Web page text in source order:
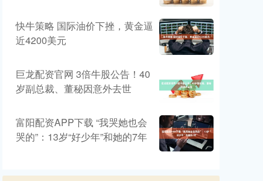
快牛策略 国际油价下挫，黄金逼
近4200美元
巨龙配资官网 3倍牛股公告！40
岁副总裁、董秘因意外去世
富阳配资APP下载 “我哭她也会
哭的”：13岁“好少年”和她的7年